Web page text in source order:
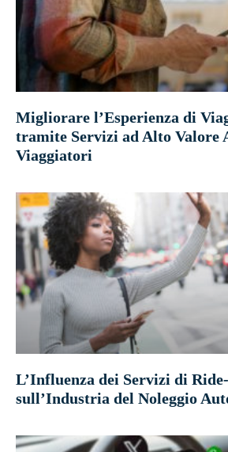
Migliorare l’Esperienza di
tramite Servizi ad Alto Valore
Viaggiatori
L’Influenza dei Servizi di
sull’Industria del Noleggio